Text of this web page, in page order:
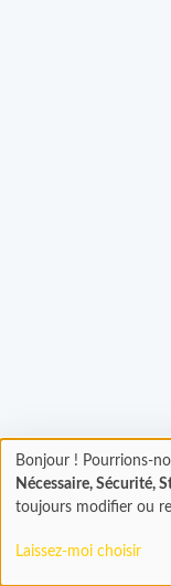
Chargement
En cours...
Bonjour ! Pourrions-
Nécessaire, Sécurité,
toujours modifier ou
Laissez-moi choisir